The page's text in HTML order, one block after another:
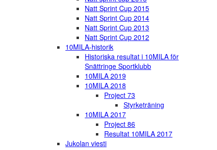
Natt Sprint Cup 2015
Natt Sprint Cup 2014
Natt Sprint Cup 2013
Natt Sprint Cup 2012
10MILA-historik
Historiska resultat i 10MILA för
Snättringe Sportklubb
10MILA 2019
10MILA 2018
Project 73
Styrketräning
10MILA 2017
Project 86
Resultat 10MILA 2017
Jukolan viesti